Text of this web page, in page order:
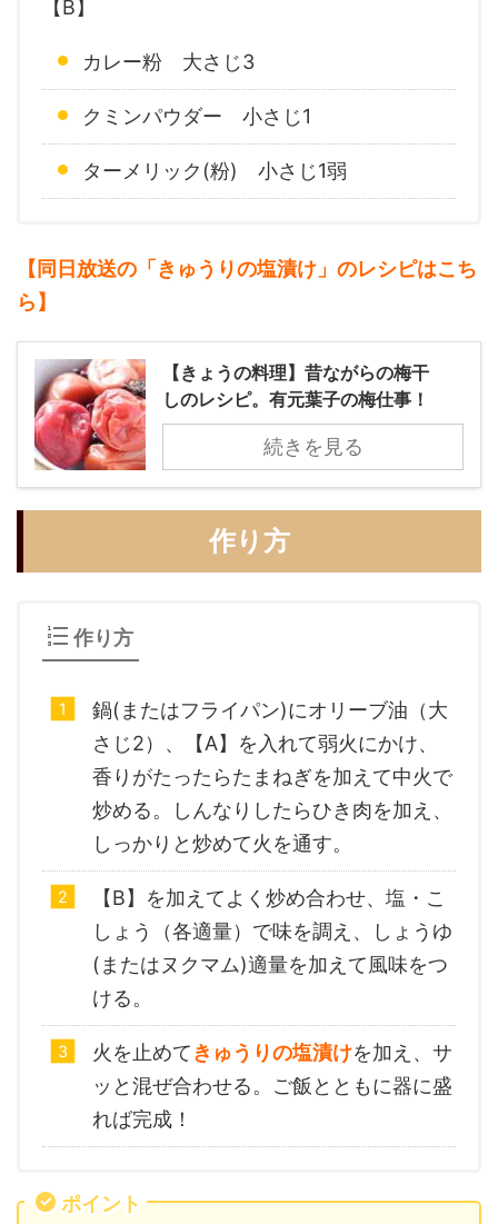
【B】
カレー粉 大さじ3
クミンパウダー 小さじ1
ターメリック(粉) 小さじ1弱
【同日放送の「きゅうりの塩漬け」のレシピはこち
ら】
【きょうの料理】昔ながらの梅干
しのレシピ。有元葉子の梅仕事！
続きを見る
作り方
作り方
鍋(またはフライパン)にオリーブ油（大
さじ2）、【A】を入れて弱火にかけ、
香りがたったらたまねぎを加えて中火で
炒める。しんなりしたらひき肉を加え、
しっかりと炒めて火を通す。
【B】を加えてよく炒め合わせ、塩・こ
しょう（各適量）で味を調え、しょうゆ
(またはヌクマム)適量を加えて風味をつ
ける。
火を止めてきゅうりの塩漬けを加え、サ
ッと混ぜ合わせる。ご飯とともに器に盛
れば完成！
ポイント